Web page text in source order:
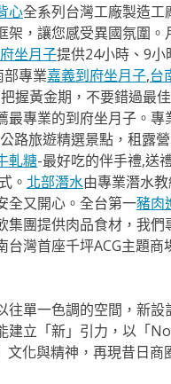
心全系列台灣工廠製造
架，讓您感受異國氛圍。
坐月子提供24小時、9
專業嘉義到府坐月子,台
握黃金期，不要錯過最
最專業的到府坐月子。專
路旅遊精選景點，租露
軋糖-最好吃的伴手禮,送
。 北部潛水由專業潛水
全又開心。全台第一豬肉
集團提供肉品食材，我
台灣首座千坪ACG主題
往單一色調的空間，新
建立「新」引力，以「
文化與精神，再現昔日